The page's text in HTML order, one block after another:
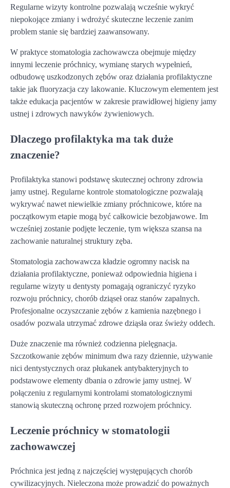
Regularne wizyty kontrolne pozwalają wcześnie wykryć
niepokojące zmiany i wdrożyć skuteczne leczenie zanim
problem stanie się bardziej zaawansowany.
W praktyce stomatologia zachowawcza obejmuje między
innymi leczenie próchnicy, wymianę starych wypełnień,
odbudowę uszkodzonych zębów oraz działania profilaktyczne
takie jak fluoryzacja czy lakowanie. Kluczowym elementem jest
także edukacja pacjentów w zakresie prawidłowej higieny jamy
ustnej i zdrowych nawyków żywieniowych.
Dlaczego profilaktyka ma tak duże
znaczenie?
Profilaktyka stanowi podstawę skutecznej ochrony zdrowia
jamy ustnej. Regularne kontrole stomatologiczne pozwalają
wykrywać nawet niewielkie zmiany próchnicowe, które na
początkowym etapie mogą być całkowicie bezobjawowe. Im
wcześniej zostanie podjęte leczenie, tym większa szansa na
zachowanie naturalnej struktury zęba.
Stomatologia zachowawcza kładzie ogromny nacisk na
działania profilaktyczne, ponieważ odpowiednia higiena i
regularne wizyty u dentysty pomagają ograniczyć ryzyko
rozwoju próchnicy, chorób dziąseł oraz stanów zapalnych.
Profesjonalne oczyszczanie zębów z kamienia nazębnego i
osadów pozwala utrzymać zdrowe dziąsła oraz świeży oddech.
Duże znaczenie ma również codzienna pielęgnacja.
Szczotkowanie zębów minimum dwa razy dziennie, używanie
nici dentystycznych oraz płukanek antybakteryjnych to
podstawowe elementy dbania o zdrowie jamy ustnej. W
połączeniu z regularnymi kontrolami stomatologicznymi
stanowią skuteczną ochronę przed rozwojem próchnicy.
Leczenie próchnicy w stomatologii
zachowawczej
Próchnica jest jedną z najczęściej występujących chorób
cywilizacyjnych. Nieleczona może prowadzić do poważnych